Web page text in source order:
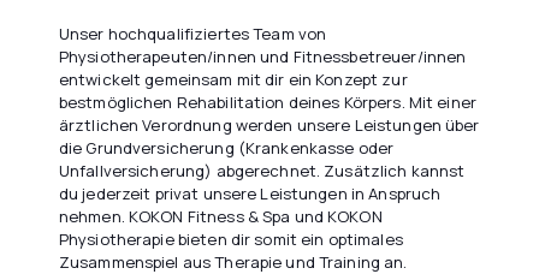
Unser hochqualifiziertes Team von
Physiotherapeuten/innen und Fitnessbetreuer/innen
entwickelt gemeinsam mit dir ein Konzept zur
bestmöglichen Rehabilitation deines Körpers. Mit einer
ärztlichen Verordnung werden unsere Leistungen über
die Grundversicherung (Krankenkasse oder
Unfallversicherung) abgerechnet. Zusätzlich kannst
du jederzeit privat unsere Leistungen in Anspruch
nehmen. KOKON Fitness & Spa und KOKON
Physiotherapie bieten dir somit ein optimales
Zusammenspiel aus Therapie und Training an.